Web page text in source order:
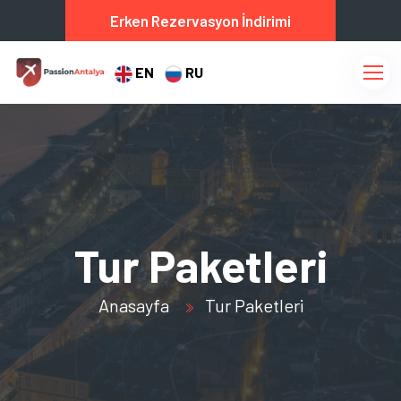
Erken Rezervasyon İndirimi
EN RU
Tur Paketleri
Anasayfa Tur Paketleri